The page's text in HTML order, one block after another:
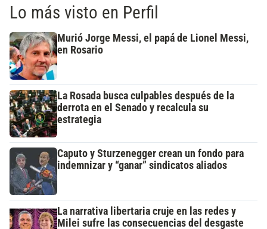
Lo más visto en Perfil
Murió Jorge Messi, el papá de Lionel Messi,
en Rosario
La Rosada busca culpables después de la
derrota en el Senado y recalcula su
estrategia
Caputo y Sturzenegger crean un fondo para
indemnizar y “ganar” sindicatos aliados
La narrativa libertaria cruje en las redes y
Milei sufre las consecuencias del desgaste